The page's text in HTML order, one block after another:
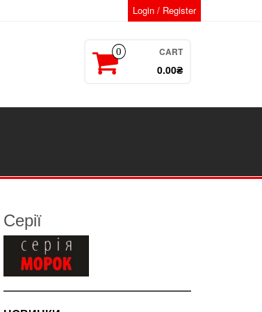
Login / Register
0 CART
0.00₴
Серії